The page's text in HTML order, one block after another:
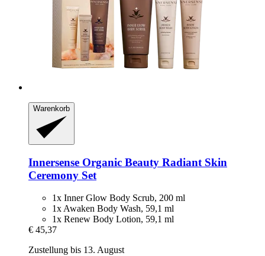
Warenkorb
Innersense Organic Beauty Radiant Skin
Ceremony Set
1x Inner Glow Body Scrub, 200 ml
1x Awaken Body Wash, 59,1 ml
1x Renew Body Lotion, 59,1 ml
€ 45,37
Zustellung bis 13. August